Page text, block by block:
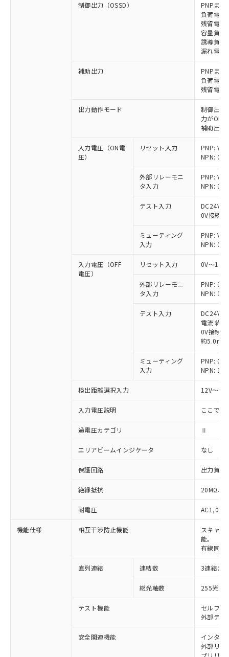
制御出力（OSSD）
PNPまた
負荷電流
残留電圧
容量負荷
誘導負荷
漏れ電流
補助出力
PNPまた
負荷電流
残留電圧
出力動作モード
制御出力
力がON)
補助出力
入力電圧（ON電
圧）
リセット入力
PNP: Vs-
NPN: 0
外部リレーモニ
タ入力
PNP: Vs-
NPN: 0
テスト入力
DC24V
0V接続
ミューティング
入力
PNP: Vs-
NPN: 0
入力電圧（OFF
電圧）
リセット入力 0V～1/
外部リレーモニ
タ入力
PNP: 0V
NPN: 1/
テスト入力
DC24V
電流 約
0V接続
約5.0mA
ミューティング
入力
PNP: 0V
NPN: 1/
検出距離選択入力 12V～Vs
入力電圧説明 ここでの
過電圧カテゴリ Ⅱ
エリアビームインジケータ なし
保護回路 出力負荷
絶縁抵抗 20MΩ以
耐電圧
機能仕様 相互干渉防止機能
スキャ
能。
有線同期
直列連結 連結数 3連結ま
総光軸数 255光軸
テスト機能
セルフテ
外部テス
安全関連機能
インター
外部リレ
プリリセ
ご利用条件
※1 対応状況
対応済み：EU RoHS指令（10物質）の
非含有に対応した製品が提供可能な商品で
有に対応した製品に切り替える予定のある